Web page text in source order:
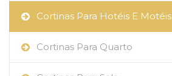
Cortinas Para Hotéis E Motéis
Cortinas Para Quarto